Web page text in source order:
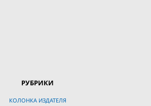
РУБРИКИ
КОЛОНКА ИЗДАТЕЛЯ